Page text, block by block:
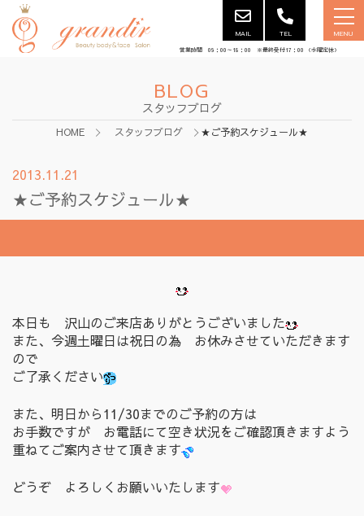
MAIL TEL MENU
営業時間 09：00～18：00 ※最終受付17：00 （水曜定休）
BLOG
スタッフブログ
HOME スタッフブログ ★ご予約スケジュール★
2013.11.21
★ご予約スケジュール★
本日も 沢山のご来店ありがとうございました
また、今週土曜日は祝日の為 お休みさせていただきます
ので
ご了承ください
また、明日から11/30までのご予約の方は
お手数ですが お電話にて空き状況をご確認頂きますよう
重ねてご案内させて頂きます
どうぞ よろしくお願いいたします